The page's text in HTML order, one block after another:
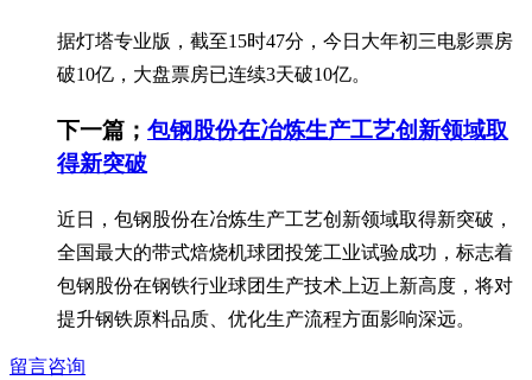
据灯塔专业版，截至15时47分，今日大年初三电影票房
破10亿，大盘票房已连续3天破10亿。
下一篇； 包钢股份在冶炼生产工艺创新领域取
得新突破
近日，包钢股份在冶炼生产工艺创新领域取得新突破，
全国最大的带式焙烧机球团投笼工业试验成功，标志着
包钢股份在钢铁行业球团生产技术上迈上新高度，将对
提升钢铁原料品质、优化生产流程方面影响深远。
留言咨询